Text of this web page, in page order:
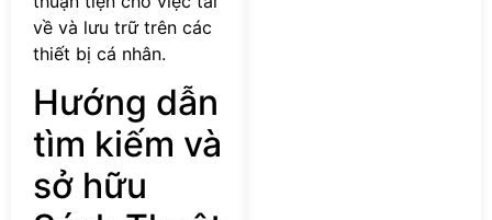
về và lưu trữ trên các
thiết bị cá nhân.
Hướng dẫn
tìm kiếm và
sở hữu